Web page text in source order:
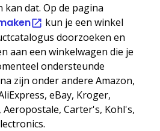
kan dat. Op de pagina
kun je een winkel
doorzoeken en
aan een winkelwagen die je
ondersteunde
zijn onder andere Amazon,
eBay, Kroger,
Carter's, Kohl's,